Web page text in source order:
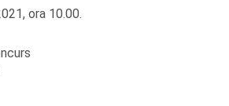
ora 10.00.